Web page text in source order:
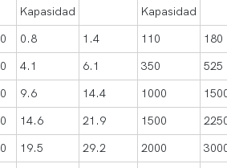
Kapasidad
Kapasidad
0.8 1.4 110
180
4.1 6.1 350
525
9.6 14.4 1000
14.6 21.9 1500
19.5 29.2 2000